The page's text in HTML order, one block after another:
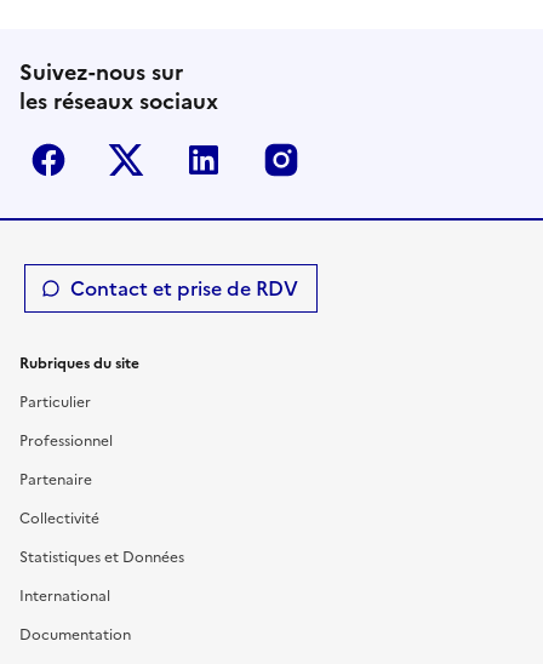
Suivez-nous sur
les réseaux sociaux
Facebook Twitter-X Linkedin
Contact et prise de RDV
Rubriques du site
Particulier
Professionnel
Partenaire
Collectivité
Statistiques et Données
International
Documentation